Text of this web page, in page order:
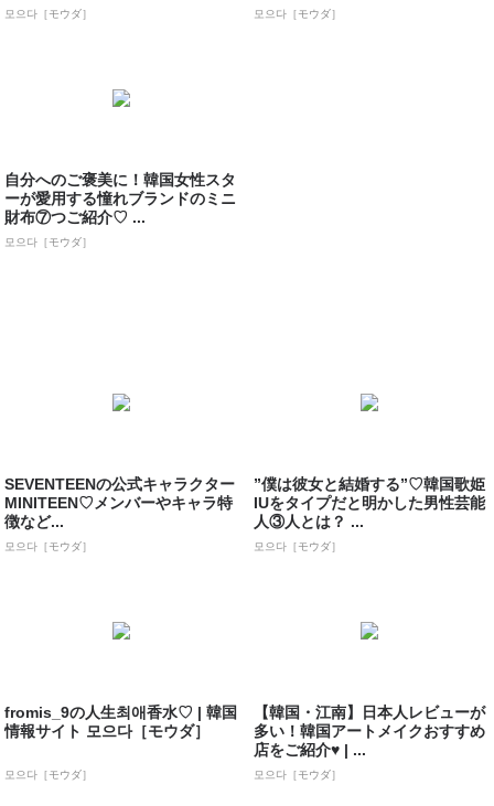
모으다［モウダ］ 모으다［モウダ］
自分へのご褒美に！韓国女性スタ
ーが愛用する憧れブランドのミニ
財布⑦つご紹介♡ ...
모으다［モウダ］
SEVENTEENの公式キャラクター
MINITEEN♡メンバーやキャラ特
徴など...
모으다［モウダ］
”僕は彼女と結婚する”♡韓国歌姫
IUをタイプだと明かした男性芸能
人③人とは？ ...
모으다［モウダ］
fromis_9の人生최애香水♡ | 韓国
情報サイト 모으다［モウダ］
모으다［モウダ］
【韓国・江南】日本人レビューが
多い！韓国アートメイクおすすめ
店をご紹介♥ | ...
모으다［モウダ］